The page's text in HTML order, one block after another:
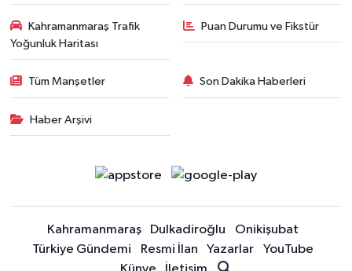
Kahramanmaraş Trafik
Yoğunluk Haritası
Puan Durumu ve Fikstür
Tüm Manşetler Son Dakika Haberleri
Haber Arşivi
Kahramanmaraş Dulkadiroğlu
Onikişubat
Türkiye Gündemi
Resmi İlan Yazarlar
YouTube